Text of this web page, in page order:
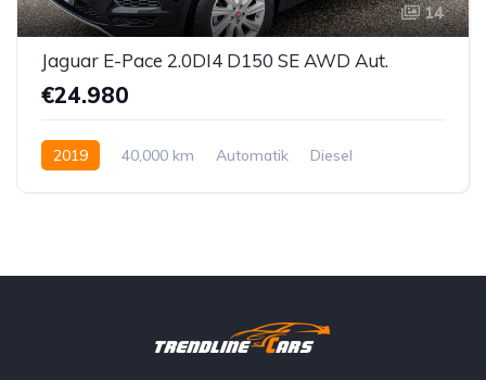
14
Jaguar E-Pace 2.0DI4 D150 SE AWD Aut.
€24.980
2019 40,000 km Automatik
Diesel